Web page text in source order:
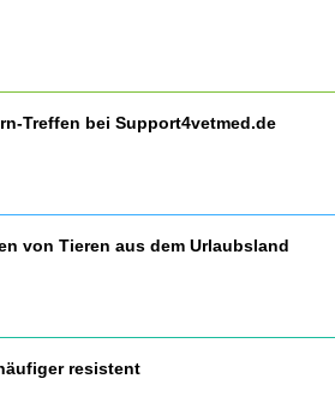
Treffen bei Support4vetmed.de
von Tieren aus dem Urlaubsland
resistent